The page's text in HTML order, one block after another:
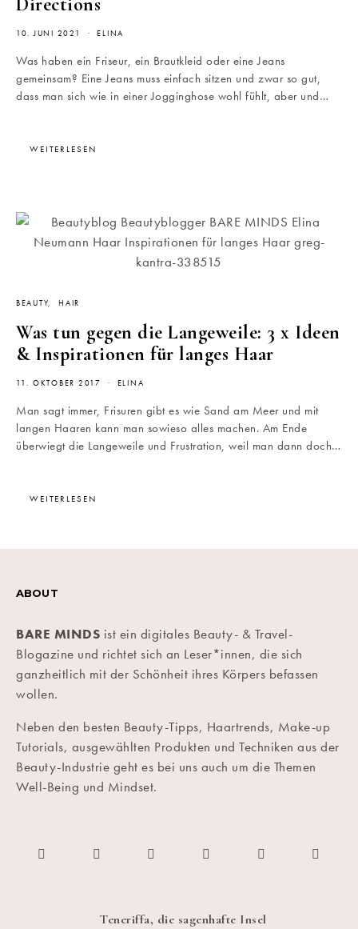
10. JUNI 2021 ELINA
Was haben ein Friseur, ein Brautkleid oder eine Jeans
gemeinsam? Eine Jeans muss einfach sitzen und zwar so gut,
dass man sich wie in einer Jogginghose wohl fühlt, aber und…
WEITERLESEN
BEAUTY HAIR
Was tun gegen die Langeweile: 3 x Ideen
& Inspirationen für langes Haar
11. OKTOBER 2017 ELINA
Man sagt immer, Frisuren gibt es wie Sand am Meer und mit
langen Haaren kann man sowieso alles machen. Am Ende
überwiegt die Langeweile und Frustration, weil man dann doch…
WEITERLESEN
ABOUT
BARE MINDS ist ein digitales Beauty- & Travel-
Blogazine und richtet sich an Leser*innen, die sich
ganzheitlich mit der Schönheit ihres Körpers befassen
wollen.
Neben den besten Beauty-Tipps, Haartrends, Make-up
Tutorials, ausgewählten Produkten und Techniken aus der
Beauty-Industrie geht es bei uns auch um die Themen
Well-Being und Mindset.
Teneriffa, die sagenhafte Insel